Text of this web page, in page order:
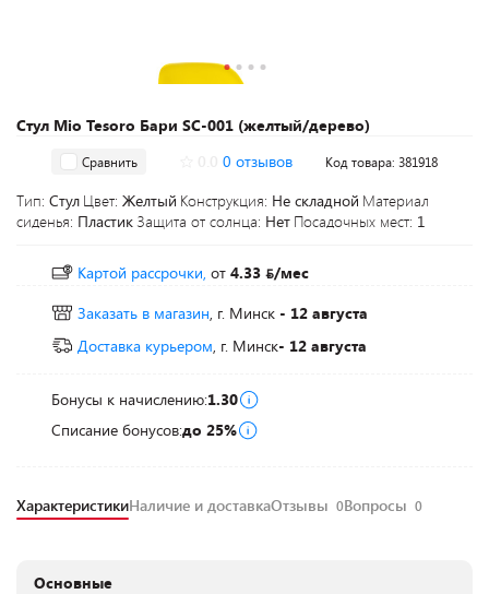
Стул Mio Tesoro Бари SC-001 (желтый/дерево)
Сравнить 0 отзывов Код товара: 381918
Тип: Стул Цвет: Желтый Конструкция: Не складной Материал
сиденья: Пластик Защита от солнца: Нет Посадочных мест: 1
Картой рассрочки, от 4.33
/мес
Заказать в магазин, г. Минск - 12 августа
Доставка курьером, г. Минск- 12 августа
Бонусы к начислению:1.30
Списание бонусов:до 25%
ХарактеристикиНаличие и доставкаОтзывы 0Вопросы 0
Основные